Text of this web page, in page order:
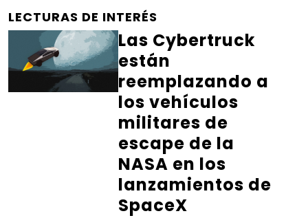
LECTURAS DE INTERÉS
Las Cybertruck
están
reemplazando a
los vehículos
militares de
escape de la
NASA en los
lanzamientos de
SpaceX